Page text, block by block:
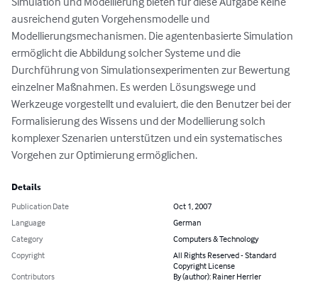
ausreichend guten Vorgehensmodelle und
Modellierungsmechanismen. Die agentenbasierte Simulation
ermöglicht die Abbildung solcher Systeme und die
Durchführung von Simulationsexperimenten zur Bewertung
einzelner Maßnahmen. Es werden Lösungswege und
Werkzeuge vorgestellt und evaluiert, die den Benutzer bei der
Formalisierung des Wissens und der Modellierung solch
komplexer Szenarien unterstützen und ein systematisches
Vorgehen zur Optimierung ermöglichen.
Details
Publication Date
Oct 1, 2007
Language
German
Category
Computers & Technology
Copyright
All Rights Reserved - Standard
Copyright License
Contributors
By (author): Rainer Herrler